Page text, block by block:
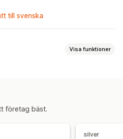
till svenska
Visa funktioner
företag bäst.
silver